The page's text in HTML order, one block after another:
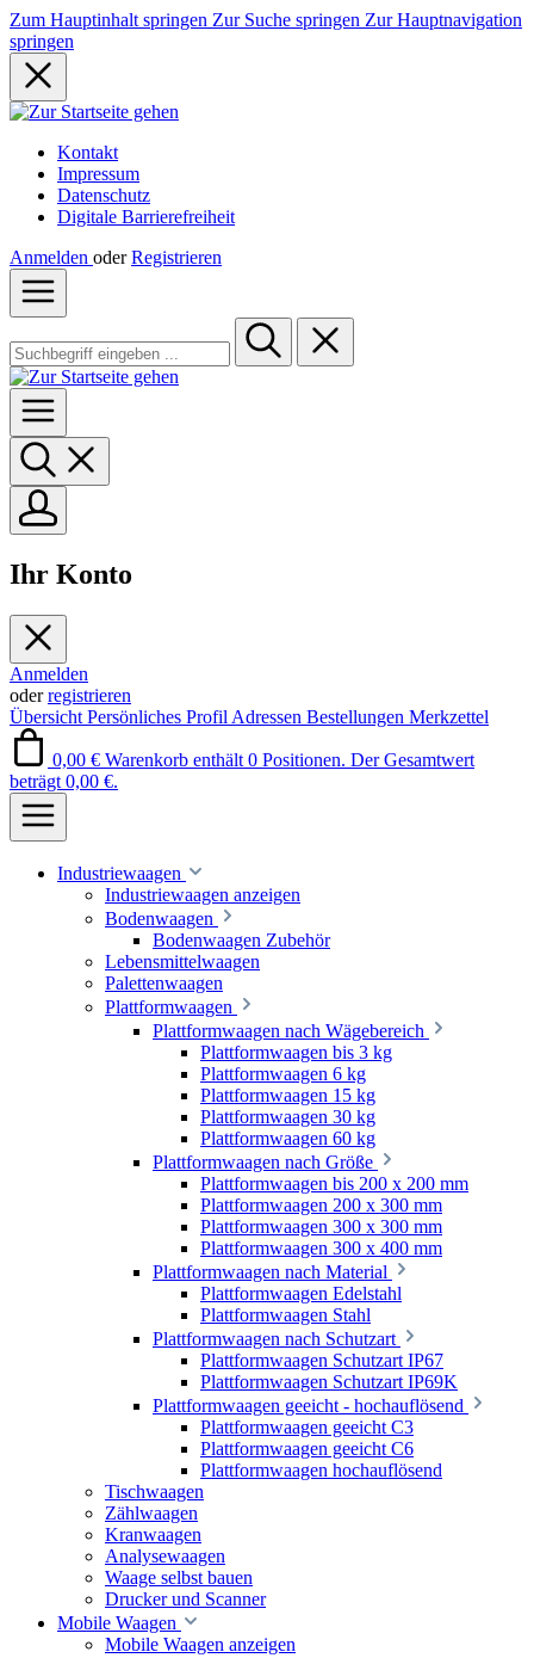
Zum Hauptinhalt springen Zur Suche springen Zur Hauptnavigation
springen
Kontakt
Impressum
Datenschutz
Digitale Barrierefreiheit
Anmelden oder Registrieren
Ihr Konto
Anmelden
oderregistrieren
Übersicht Persönliches Profil Adressen Bestellungen Merkzettel
0,00 € Warenkorb enthält 0 Positionen. Der Gesamtwert
beträgt 0,00 €.
Industriewaagen
Industriewaagen anzeigen
Bodenwaagen
Bodenwaagen Zubehör
Lebensmittelwaagen
Palettenwaagen
Plattformwaagen
Plattformwaagen nach Wägebereich
Plattformwaagen bis 3 kg
Plattformwaagen 6 kg
Plattformwaagen 15 kg
Plattformwaagen 30 kg
Plattformwaagen 60 kg
Plattformwaagen nach Größe
Plattformwaagen bis 200 x 200 mm
Plattformwaagen 200 x 300 mm
Plattformwaagen 300 x 300 mm
Plattformwaagen 300 x 400 mm
Plattformwaagen nach Material
Plattformwaagen Edelstahl
Plattformwaagen Stahl
Plattformwaagen nach Schutzart
Plattformwaagen Schutzart IP67
Plattformwaagen Schutzart IP69K
Plattformwaagen geeicht - hochauflösend
Plattformwaagen geeicht C3
Plattformwaagen geeicht C6
Plattformwaagen hochauflösend
Tischwaagen
Zählwaagen
Kranwaagen
Analysewaagen
Waage selbst bauen
Drucker und Scanner
Mobile Waagen
Mobile Waagen anzeigen